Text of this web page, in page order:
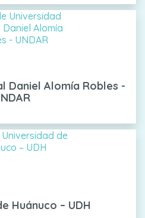
Daniel Alomía Robles -
Huánuco – UDH